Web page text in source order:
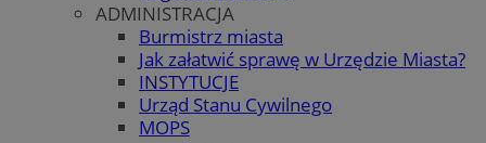
ADMINISTRACJA
Burmistrz miasta
Jak załatwić sprawę w Urzędzie Miasta?
INSTYTUCJE
Urząd Stanu Cywilnego
MOPS